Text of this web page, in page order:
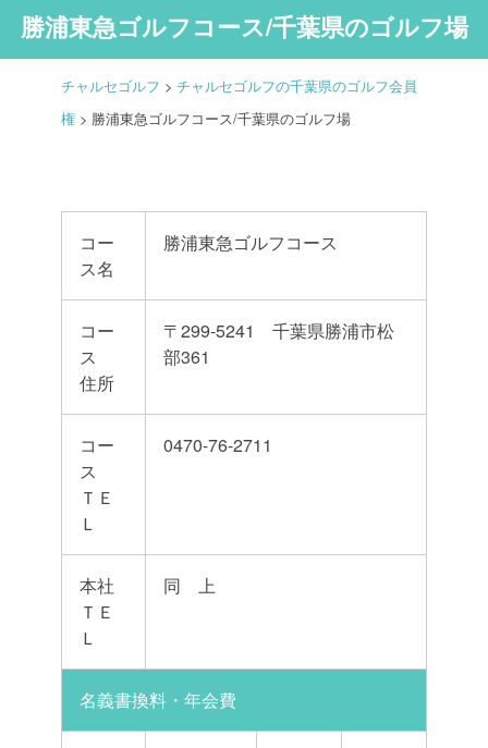
勝浦東急ゴルフコース/千葉県のゴルフ場
チャルセゴルフ > チャルセゴルフの千葉県のゴルフ会員
権 > 勝浦東急ゴルフコース/千葉県のゴルフ場
コー
ス名
勝浦東急ゴルフコース
コー
ス
住所
〒299-5241 千葉県勝浦市松
部361
コー
ス
ＴＥ
Ｌ
0470-76-2711
本社
ＴＥ
Ｌ
同 上
名義書換料・年会費